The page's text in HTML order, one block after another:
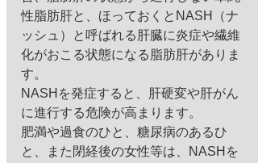
性脂肪肝と、ほっておくとNASH（ナ
ッシュ）と呼ばれる肝臓に炎症や繊維
化がおこる状態になる脂肪肝がありま
す。
NASHを発症すると、肝硬変や肝がん
に進行する危険が高まります。
肥満や過食のひと、糖尿病のあるひ
と、また閉経後の女性等は、NASHを